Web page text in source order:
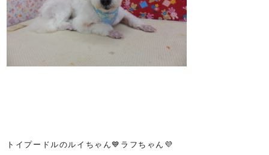
トイプードルのルイちゃん💙ラフちゃん💜